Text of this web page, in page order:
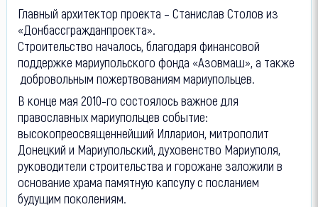
Главный архитектор проекта – Станислав Столов из
«Донбассгражданпроекта».
Строительство началось, благодаря финансовой
поддержке мариупольского фонда «Азовмаш», а также
добровольным пожертвованиям мариупольцев.
В конце мая 2010-го состоялось важное для
православных мариупольцев событие:
высокопреосвященнейший Илларион, митрополит
Донецкий и Мариупольский, духовенство Мариуполя,
руководители строительства и горожане заложили в
основание храма памятную капсулу с посланием
будущим поколениям.